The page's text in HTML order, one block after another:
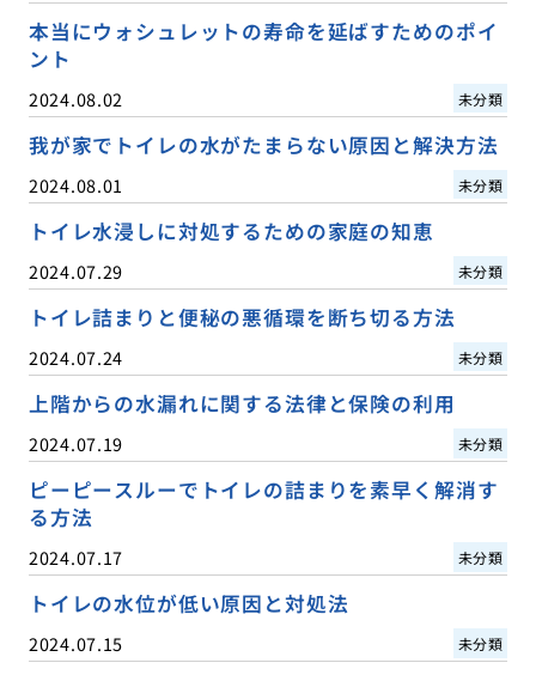
本当にウォシュレットの寿命を延ばすためのポイ
ント
2024.08.02 未分類
我が家でトイレの水がたまらない原因と解決方法
2024.08.01 未分類
トイレ水浸しに対処するための家庭の知恵
2024.07.29 未分類
トイレ詰まりと便秘の悪循環を断ち切る方法
2024.07.24 未分類
上階からの水漏れに関する法律と保険の利用
2024.07.19 未分類
ピーピースルーでトイレの詰まりを素早く解消す
る方法
2024.07.17 未分類
トイレの水位が低い原因と対処法
2024.07.15 未分類